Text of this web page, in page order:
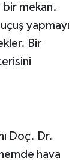
bir mekan.
yapmayı
Bir
Doç. Dr.
hava